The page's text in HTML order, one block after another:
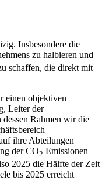
Insbesondere die
zu halbieren und
schaffen, die direkt mit
einen objektiven
Leiter der
Rahmen wir die
ihre Abteilungen
der CO2 Emissionen
2025 die Hälfte der Zeit
bis 2025 erreicht